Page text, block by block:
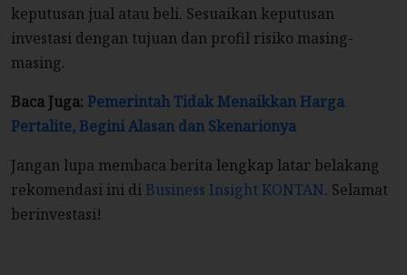
keputusan jual atau beli. Sesuaikan keputusan
investasi dengan tujuan dan profil risiko masing-
masing.
Baca Juga: Pemerintah Tidak Menaikkan Harga
Pertalite, Begini Alasan dan Skenarionya
Jangan lupa membaca berita lengkap latar belakang
rekomendasi ini di Business Insight KONTAN. Selamat
berinvestasi!